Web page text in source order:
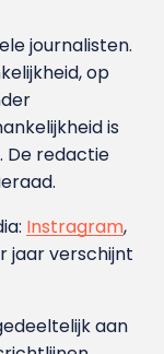
journalisten.
op
is
. De redactie
Instragram,
jaar verschijnt
aan